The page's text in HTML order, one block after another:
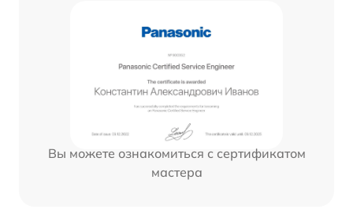
Вы можете ознакомиться с сертификатом
мастера